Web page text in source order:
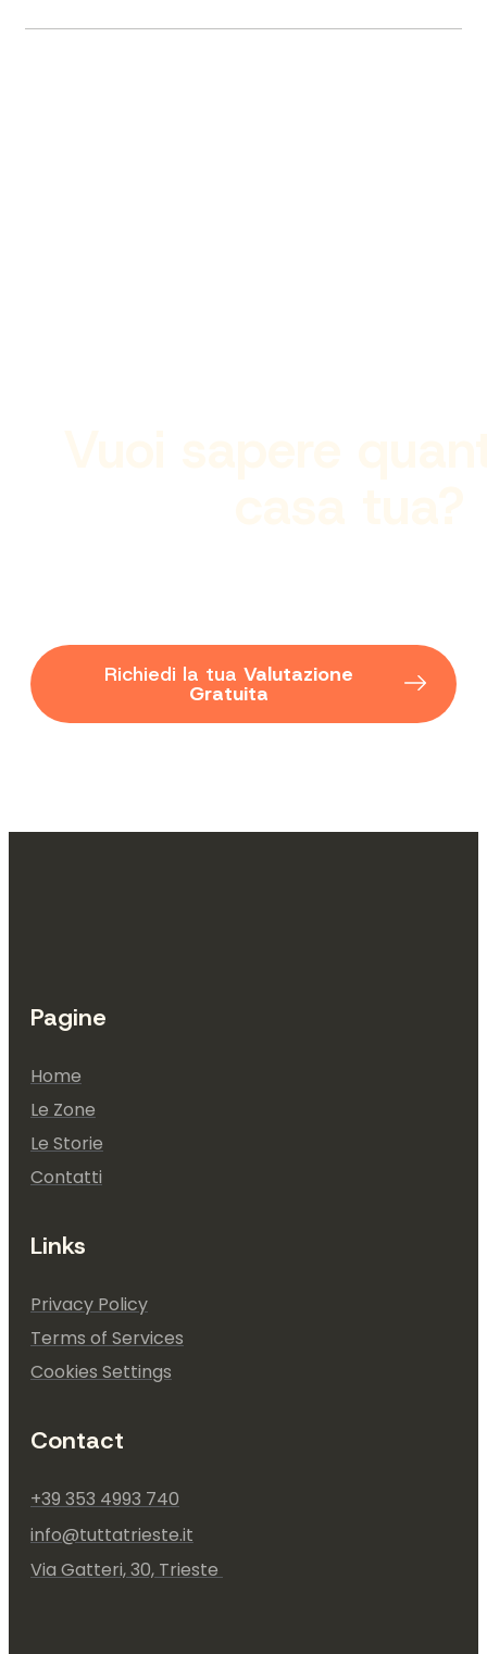
Richiedi la tua Valutazione
Gratuita
Pagine
Home
Le Zone
Le Storie
Contatti
Links
Privacy Policy
Terms of Services
Cookies Settings
Contact
+39 353 4993 740
info@tuttatrieste.it
Via Gatteri, 30, Trieste